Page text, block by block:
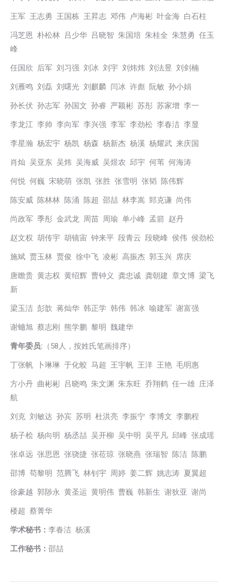
王军 王志勇 王国栋 王昇志 邓伟 卢海彬 叶金海 白石柱
冯芝恩 朴松林 吕少华 吕晓智 朱国培 朱桂全 朱慧勇 任玉
峰
任国欣 后军 刘习强 刘冰 刘宇 刘炜炜 刘法昱 刘剑楠
刘雁鸣 刘磊 刘曙光 刘麒麟 闫冰 许彪 阮敏 孙小娟
孙长伏 孙志军 孙国文 孙睿 严颖彬 苏彤 苏家增 李一
李龙江 李帅 李向军 李兴强 李军 李劲松 李春洁 李显
李星瀚 杨宏宇 杨凯 杨森 杨新杰 杨溪 杨耀武 来庆国
肖灿 吴亚东 吴炜 吴海威 吴煜农 邱宇 何苇 何海涛
何悦 何巍 宋晓萌 张凯 张胜 张雪明 张韬 陈伟辉
陈安威 陈林林 陈涌 陈超 邵喆 林李嵩 郅克谦 尚伟
尚政军 季彤 金武龙 周苗 周瑜 单小峰 孟箭 赵丹
赵文权 胡传宇 胡镜宙 钟来平 段青云 段晓峰 侯伟 侯劲松
施斌 贾玉林 贾俊 徐中飞 凌彬 高振杰 郭玉兴 席庆
唐瞻贵 黄志权 黄绍辉 曹钟义 龚忠诚 龚朝建 章文博 梁飞
新
梁玉洁 彭歆 蒋灿华 韩正学 韩伟 韩冰 喻建军 谢富强
谢蟪旭 蔡志刚 熊学鹏 黎明 魏建华
青年委员: （58人，按姓氏笔画排序）
丁张帆 卜琳琳 于化蛟 马超 王宇帆 王洋 王艳 毛明惠
方小丹 曲彬彬 吕晓鸣 朱文渊 朱东旺 乔翔鹤 任一雄 庄泽
航
刘克 刘敏达 孙宾 苏明 杜洪亮 李振宁 李博文 李鹏程
杨子桧 杨向明 杨丞喆 吴开柳 吴中明 吴平凡 邱峰 张成瑶
张卓远 张思恩 张骁捷 张莅琼 张晓燕 张瑞智 陈洁 陈鹏
邵博 苟黎明 范腾飞 林钊宇 周婷 姜二辉 姚志涛 夏翼超
徐豪越 郭陟永 黄圣运 黄明伟 曹巍 韩新生 谢狄亚 谢尚
楼超 蔡菁华
学术秘书： 李春洁 杨溪
工作秘书： 邵喆